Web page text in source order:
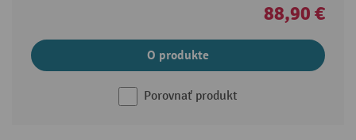
88,90 €
O produkte
Porovnať produkt